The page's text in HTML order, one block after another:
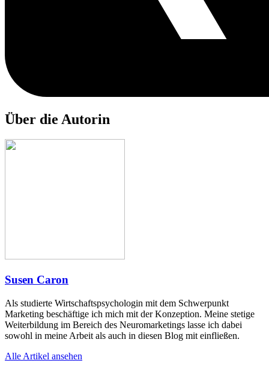
Über die Autorin
Susen Caron
Als studierte Wirtschaftspsychologin mit dem Schwerpunkt
Marketing beschäftige ich mich mit der Konzeption. Meine stetige
Weiterbildung im Bereich des Neuromarketings lasse ich dabei
sowohl in meine Arbeit als auch in diesen Blog mit einfließen.
Alle Artikel ansehen